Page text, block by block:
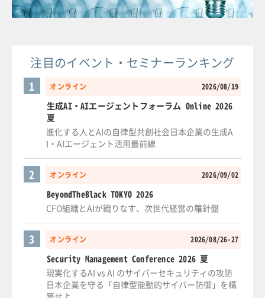
注目のイベント・セミナーランキング
オンライン 2026/08/19
1
生成AI・AIエージェントフォーラム Online 2026
夏
進化する人とAIの自律型共創社会日本企業の生成A
I・AIエージェント活用最前線
オンライン 2026/09/02
2
BeyondTheBlack TOKYO 2026
CFO組織とAIが織りなす、次世代経営の羅針盤
オンライン 2026/08/26-27
3
Security Management Conference 2026 夏
現実化するAI vs AI のサイバーセキュリティの攻防
日本企業を守る「自律型能動的サイバー防御」を構